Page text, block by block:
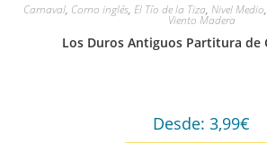
Carnaval, Corno inglés, El Tío de la Tiza, Nivel Medio,
Viento Madera
Los Duros Antiguos Partitura de
Desde: 3,99€